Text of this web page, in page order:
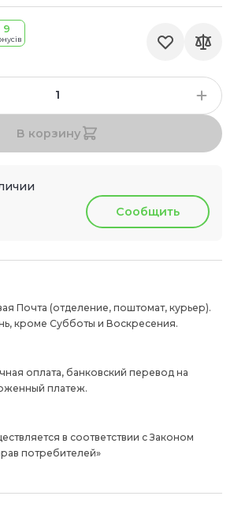
9
В корзину
Сообщить
Почта (отделение, поштомат, курьер).
кроме Субботы и Воскресения.
оплата, банковский перевод на
платеж.
в соответствии с Законом
потребителей»